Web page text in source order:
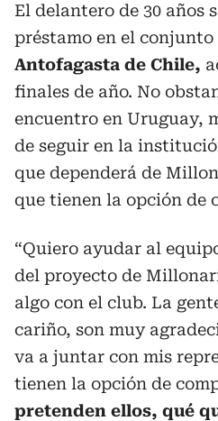
El delantero de 30 años
préstamo en el conjunto
Antofagasta de Chile,
finales de año. No
encuentro en Uruguay,
de seguir en la
que dependerá de
que tienen la opción de
“Quiero ayudar al
del proyecto de
algo con el club. La
cariño, son muy
va a juntar con mis
tienen la opción de
pretenden ellos, qué